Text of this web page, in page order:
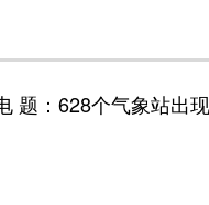
：628个气象站出